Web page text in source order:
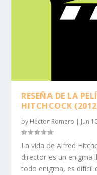
RESEÑA DE LA
HITCHCOCK
by Héctor Romero | Jun
La vida de Alfred
director es un enigma
todo enigma, es difícil